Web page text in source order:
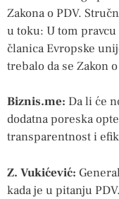
Zakona o PDV.
u toku: U tom
članica Evropske
trebalo da se Zakon
Biznis.me: Da li će
dodatna poreska
transparentnost i
Z. Vukićević:
kada je u pitanju